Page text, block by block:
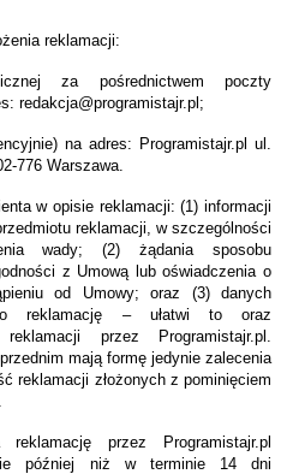
reklamacji:
za pośrednictwem poczty
redakcja@programistajr.pl;
na adres: Programistajr.pl ul.
776 Warszawa.
w opisie reklamacji: (1) informacji
reklamacji, w szczególności
wady; (2) żądania sposobu
z Umową lub oświadczenia o
od Umowy; oraz (3) danych
reklamację – ułatwi to oraz
przez Programistajr.pl.
mają formę jedynie zalecenia
reklamacji złożonych z pominięciem
przez Programistajr.pl
nie później niż w terminie 14 dni